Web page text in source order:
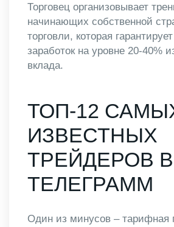
Торговец организовывает
начинающих собственной
торговли, которая
заработок на уровне 20-40%
вклада.
ТОП-12
ИЗВЕСТНЫХ
ТРЕЙДЕРОВ В
ТЕЛЕГРАММ
Один из минусов – тарифная